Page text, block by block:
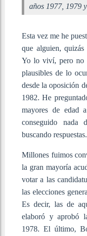
años 1977, 1979
Esta vez me he
que alguien, quizás
Yo lo viví, pero no
plausibles de lo
desde la oposición
1982. He
mayores de edad
conseguido nada
buscando respuestas.
Millones fuimos
la gran mayoría
votar a las
las elecciones
Es decir, las de
elaboró y aprobó
1978. El último,